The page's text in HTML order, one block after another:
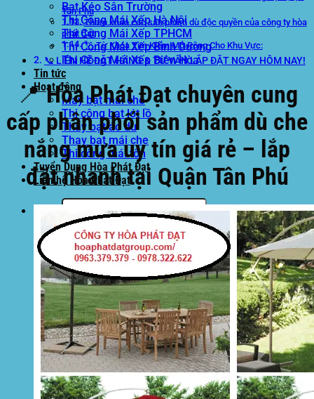
Bạt Kéo Sân Trường
Thi Công Mái Xếp Hà Nội
Thi Công Mái Xếp TPHCM
Thi Công Mái Xếp Bình Dương
Thi Công Mái Xếp Biên Hòa
Tin tức
Hoạt động
May bạt mái che
Thi công bạt lót lồ
Thay bạt áo dù
Thay bạt mái che
Thi công mái tôn
Tuyển Dụng Hòa Phát Đạt
Liên hệ Hòa Phát Đạt
Tìm
kiếm:
Tân Phú
Tham khảo các sản phẩm dù độc quyền của công ty hòa
phát đạt
🏷️ Từ Khóa Tìm Kiếm Mở Rộng Cho Khu Vực:
📞 LIÊN HỆ ĐẶT HÀNG & TƯ VẤN LẮP ĐẶT NGAY HÔM NAY!
📍 Hòa Phát Đạt chuyên cung
cấp phân phối sản phẩm dù che
nắng mưa uy tín giá rẻ – lắp
đặt nhanh tại Quận Tân Phú